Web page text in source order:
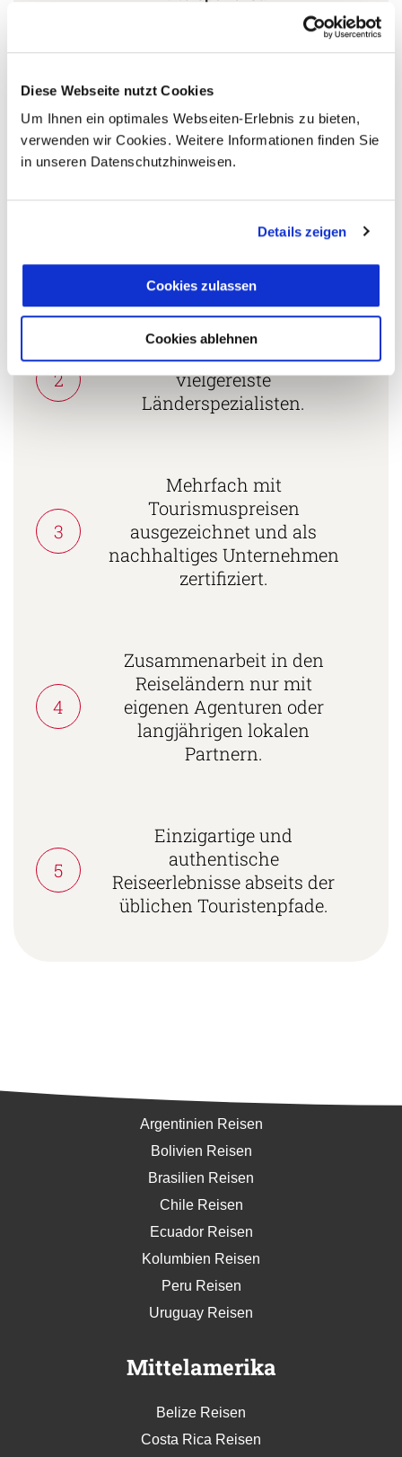
Diese Webseite nutzt Cookies
Um Ihnen ein optimales Webseiten-Erlebnis zu bieten,
verwenden wir Cookies. Weitere Informationen finden Sie
in unseren Datenschutzhinweisen.
Details zeigen
Cookies zulassen
Cookies ablehnen
1
2
Persönliche Beratung durch
vielgereiste
Länderspezialisten.
3
Mehrfach mit
Tourismuspreisen
ausgezeichnet und als
nachhaltiges Unternehmen
zertifiziert.
4
Zusammenarbeit in den
Reiseländern nur mit
eigenen Agenturen oder
langjährigen lokalen
Partnern.
5
Einzigartige und
authentische
Reiseerlebnisse abseits der
üblichen Touristenpfade.
Argentinien Reisen
Bolivien Reisen
Brasilien Reisen
Chile Reisen
Ecuador Reisen
Kolumbien Reisen
Peru Reisen
Uruguay Reisen
Mittelamerika
Belize Reisen
Costa Rica Reisen